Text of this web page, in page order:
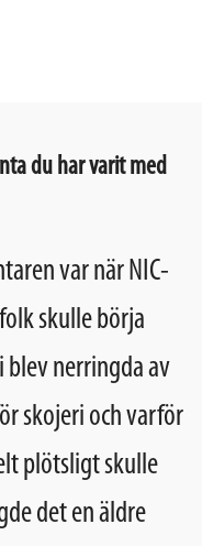
du har varit med
var när NIC-
skulle börja
blev nerringda av
skojeri och varför
plötsligt skulle
det en äldre